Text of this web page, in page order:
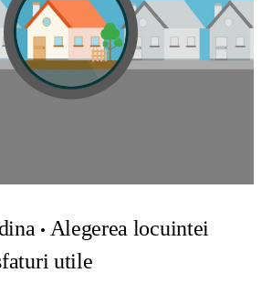
Alegerea locuintei
utile